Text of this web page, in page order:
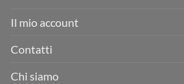
Il mio account
Contatti
Chi siamo